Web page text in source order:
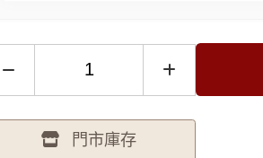
門市庫存